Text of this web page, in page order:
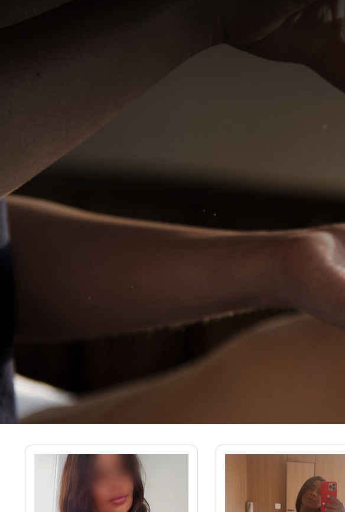
Elite
Stéphanie Linda manauara
atenção, sensibilidade e conexão...
momento único para relaxar o
Vila Mariana, São Paulo - SP
Massagistas em Santos - SP